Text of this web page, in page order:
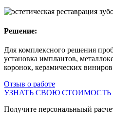
Решение:
Для комплексного решения
установка имплантов,
коронок, керамических
Отзыв о работе
УЗНАТЬ СВОЮ СТОИМОСТЬ
Получите персональныый